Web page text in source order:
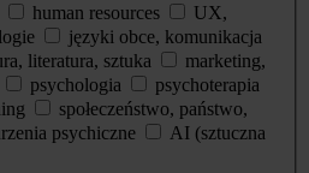
human resources
UX,
języki obce, komunikacja
literatura, sztuka
marketing,
psychologia
psychoterapia
społeczeństwo, państwo,
psychiczne
AI (sztuczna